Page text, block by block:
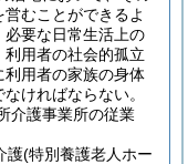
むことができるよ
必要な日常生活上の
用者の社会的孤立
用者の家族の身体
ければならない。
介護事業所の従業
護(特別養護老人ホー